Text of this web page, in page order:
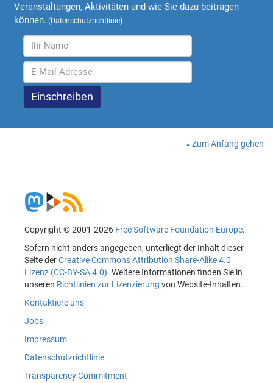
Veranstaltungen, Aktivitäten und wie Sie dazu beitragen
können. (Datenschutzrichtlinie)
Zum Anfang gehen
Copyright © 2001-2026 Free Software Foundation Europe.
Sofern nicht anders angegeben, unterliegt der Inhalt dieser
Seite derCreative Commons Attribution Share-Alike 4.0
Lizenz (CC-BY-SA 4.0). Weitere Informationen finden Sie in
unseren Richtlinien zur Lizenzierung von Website-Inhalten.
Kontaktiere uns
Jobs
Impressum
Datenschutzrichtlinie
Transparency Commitment